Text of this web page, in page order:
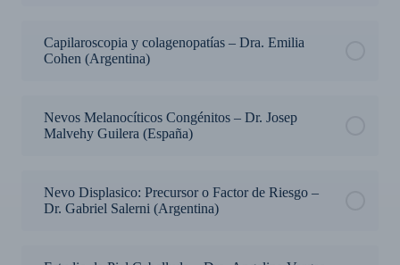
Capilaroscopia y colagenopatías – Dra. Emilia
Cohen (Argentina)
Nevos Melanocíticos Congénitos – Dr. Josep
Malvehy Guilera (España)
Nevo Displasico: Precursor o Factor de Riesgo –
Dr. Gabriel Salerni (Argentina)